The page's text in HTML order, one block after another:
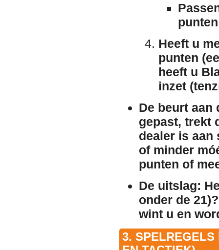
Heeft u
punten
heeft u
inzet
De beurt aan
gepast, trekt
dealer is
of minder
punten of
De uitslag:
onder de
wint u en
3.